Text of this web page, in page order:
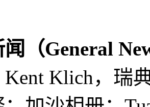
闻（General
Klich，瑞